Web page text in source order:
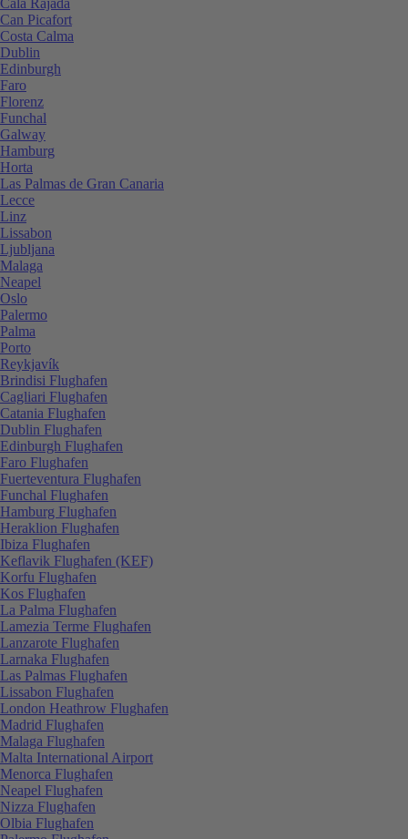
Can Picafort
Costa Calma
Dublin
Edinburgh
Faro
Florenz
Funchal
Galway
Hamburg
Horta
Las Palmas de Gran Canaria
Lecce
Linz
Lissabon
Ljubljana
Malaga
Neapel
Oslo
Palermo
Palma
Porto
Reykjavík
Brindisi Flughafen
Cagliari Flughafen
Catania Flughafen
Dublin Flughafen
Edinburgh Flughafen
Faro Flughafen
Fuerteventura Flughafen
Funchal Flughafen
Hamburg Flughafen
Heraklion Flughafen
Ibiza Flughafen
Keflavik Flughafen (KEF)
Korfu Flughafen
Kos Flughafen
La Palma Flughafen
Lamezia Terme Flughafen
Lanzarote Flughafen
Larnaka Flughafen
Las Palmas Flughafen
Lissabon Flughafen
London Heathrow Flughafen
Madrid Flughafen
Malaga Flughafen
Malta International Airport
Menorca Flughafen
Neapel Flughafen
Nizza Flughafen
Olbia Flughafen